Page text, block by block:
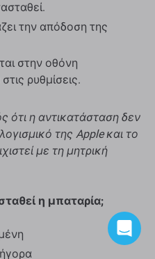
την απόδοση της
στην οθόνη
ρυθμίσεις.
ότι η αντικατάσταση δεν
της Apple και το
με τη μητρική
η μπαταρία;